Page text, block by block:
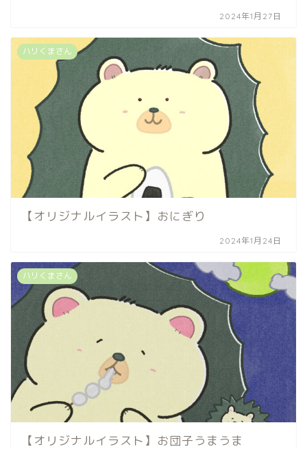
2024年1月27日
ハリくまさん
【オリジナルイラスト】おにぎり
2024年1月24日
ハリくまさん
【オリジナルイラスト】お団子うまうま